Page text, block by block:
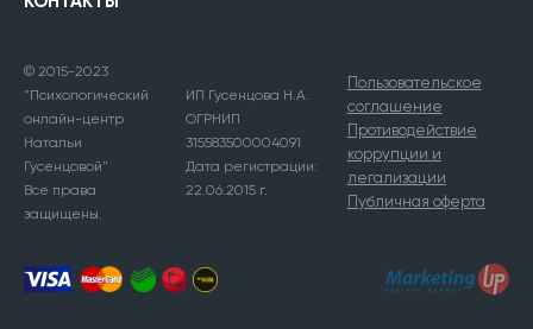
© 2015-2023
"Психологический
онлайн-центр
Натальи
Гусенцовой"
Все права
защищены.
ИП Гусенцова Н.А.
ОГРНИП
315583500004091
Дата регистрации:
22.06.2015 г.
Пользовательское
соглашение
Противодействие
коррупции и
легализации
Публичная оферта